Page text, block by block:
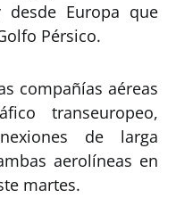
Europa que
Pérsico.
compañías aéreas
transeuropeo,
de larga
aerolíneas en
martes.